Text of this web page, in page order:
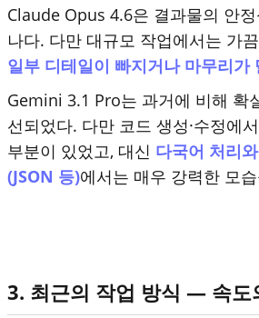
Claude Opus 4.6은 결과물의 안
나다. 다만 대규모 작업에서는 가
일부 디테일이 빠지거나 마무리가
Gemini 3.1 Pro는 과거에 비해 확
선되었다. 다만 코드 생성·수정에
부분이 있었고, 대신 다국어 처리
(JSON 등)에서는 매우 강력한 모
3. 최근의 작업 방식 — 속도